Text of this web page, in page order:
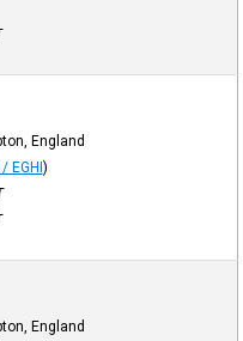
England
EGHI)
England